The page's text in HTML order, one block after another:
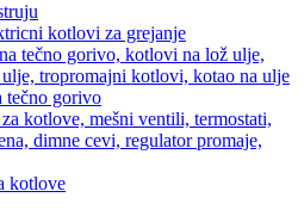
kotlovi za grejanje
tečno gorivo
kotlove